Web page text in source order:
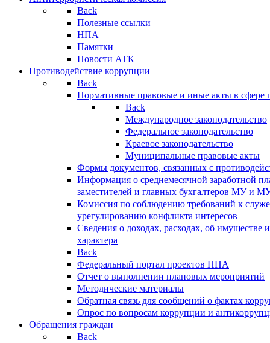
Back
Полезные ссылки
НПА
Памятки
Новости АТК
Противодействие коррупции
Back
Нормативные правовые и иные акты в сфере
Back
Международное законодательство
Федеральное законодательство
Краевое законодательство
Муниципальные правовые акты
Формы документов, связанных с
Информация о среднемесячной заработной
заместителей и главных бухгалтеров МУ и
Комиссия по соблюдению требований к
урегулированию конфликта интересов
Сведения о доходах, расходах, об имуществе
характера
Back
Федеральный портал проектов НПА
Отчет о выполнении плановых мероприятий
Методические материалы
Обратная связь для сообщений о фактах
Опрос по вопросам коррупции и
Обращения граждан
Back